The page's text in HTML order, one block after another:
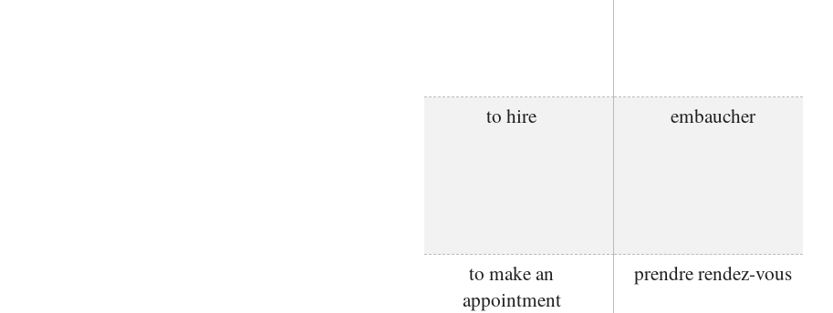
to hire embaucher
to make an
appointment
prendre rendez-vous